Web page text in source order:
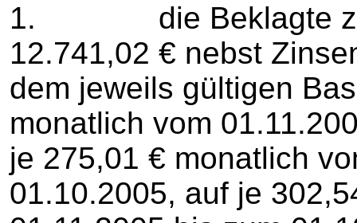
1. die Beklagte zu
12.741,02 € nebst
dem jeweils gültigen
monatlich vom
je 275,01 € monatlich
01.10.2005, auf je